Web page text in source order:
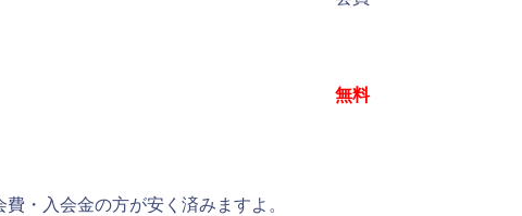
無料
・入会金の方が安く済みますよ。